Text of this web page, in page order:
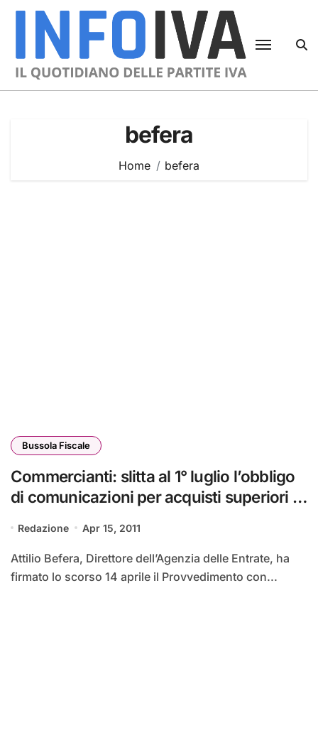
Skip
befera
Home befera
Bussola Fiscale
Commercianti: slitta al 1° luglio l’obbligo
di comunicazioni per acquisti superiori ai
Redazione Apr 15, 2011
Attilio Befera, Direttore dell’Agenzia delle Entrate, ha
firmato lo scorso 14 aprile il Provvedimento con...